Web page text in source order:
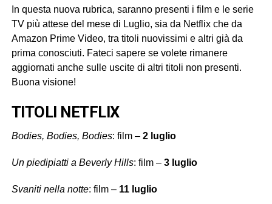
In questa nuova rubrica, saranno presenti i film e le serie
TV più attese del mese di Luglio, sia da Netflix che da
Amazon Prime Video, tra titoli nuovissimi e altri già da
prima conosciuti. Fateci sapere se volete rimanere
aggiornati anche sulle uscite di altri titoli non presenti.
Buona visione!
TITOLI NETFLIX
Bodies, Bodies, Bodies: film – 2 luglio
Un piedipiatti a Beverly Hills: film – 3 luglio
Svaniti nella notte: film –11 luglio